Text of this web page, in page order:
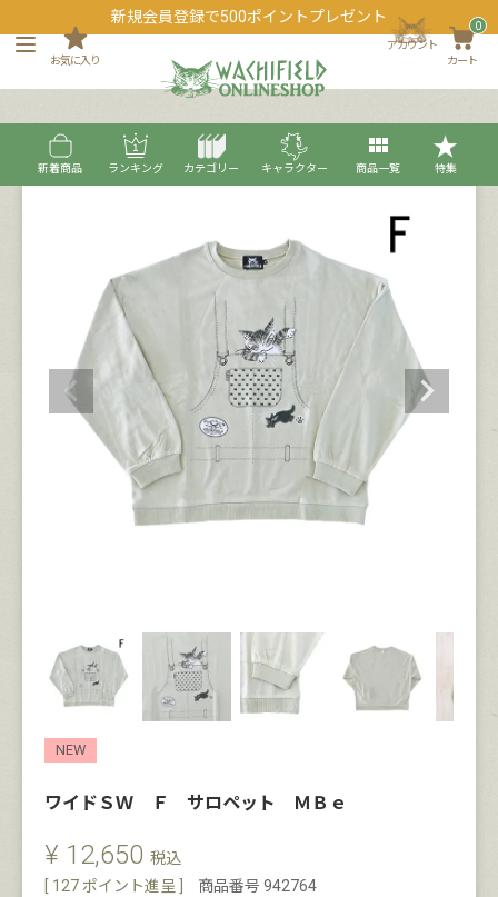
新規会員登録で500ポイントプレゼント
お気に入り
アカウント
カート
0
新着商品 ランキング カテゴリー キャラクター 商品一覧 特集
NEW
ワイドＳＷ Ｆ サロペット ＭＢｅ
¥ 12,650 税込
127ポイント進呈 ] 商品番号 942764